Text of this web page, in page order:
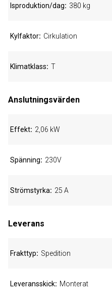
Isproduktion/dag 380 kg
Kylfaktor Cirkulation
Klimatklass T
Anslutningsvärden
Effekt 2,06 kW
Spänning 230V
Strömstyrka 25 A
Leverans
Frakttyp Spedition
Leveransskick Monterat